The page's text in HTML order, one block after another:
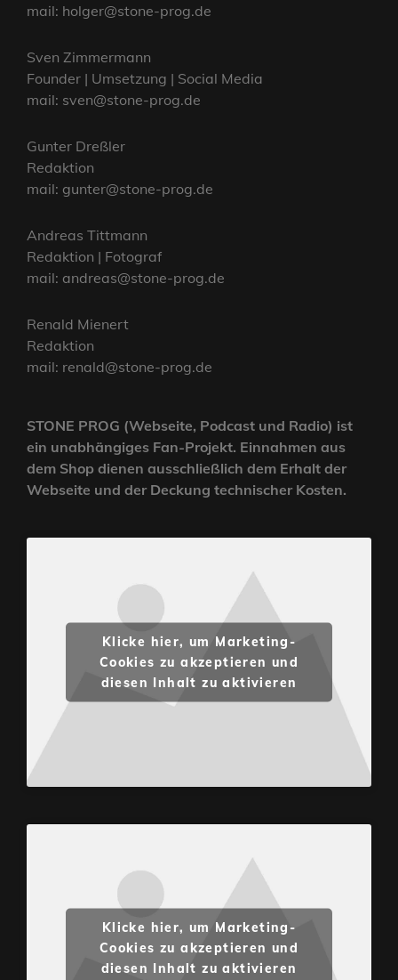
mail: holger@stone-prog.de
Sven Zimmermann
Founder | Umsetzung | Social Media
mail: sven@stone-prog.de
Gunter Dreßler
Redaktion
mail: gunter@stone-prog.de
Andreas Tittmann
Redaktion | Fotograf
mail: andreas@stone-prog.de
Renald Mienert
Redaktion
mail: renald@stone-prog.de
STONE PROG (Webseite, Podcast und Radio) ist
ein unabhängiges Fan-Projekt. Einnahmen aus
dem Shop dienen ausschließlich dem Erhalt der
Webseite und der Deckung technischer Kosten.
Klicke hier, um Marketing-
Cookies zu akzeptieren und
diesen Inhalt zu aktivieren
Klicke hier, um Marketing-
Cookies zu akzeptieren und
diesen Inhalt zu aktivieren